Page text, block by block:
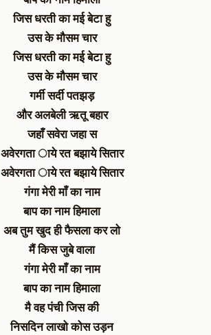
जिस धरती का मई बेटा हु
उस के मौसम चार
जिस धरती का मई बेटा हु
उस के मौसम चार
गर्मी सर्दी पतझड़
और अलबेली ऋतू बहार
जहाँ सवेरा जहा स
अवेरगता ाये रत बझाये सितार
अवेरगता ाये रत बझाये सितार
गंगा मेरी माँ का नाम
बाप का नाम हिमाला
अब तुम खुद ही फैसला कर लो
मैं किस जुबे वाला
गंगा मेरी माँ का नाम
बाप का नाम हिमाला
मै वह पंची जिस की
निसदिन लाखो कोस उड़न